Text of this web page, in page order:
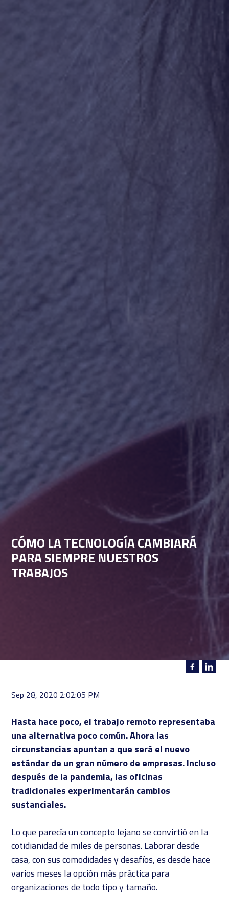
CÓMO LA TECNOLOGÍA CAMBIARÁ
PARA SIEMPRE NUESTROS
TRABAJOS
Sep 28, 2020 2:02:05 PM
Hasta hace poco, el trabajo remoto representaba
una alternativa poco común. Ahora las
circunstancias apuntan a que será el nuevo
estándar de un gran número de empresas. Incluso
después de la pandemia, las oficinas
tradicionales experimentarán cambios
sustanciales.
Lo que parecía un concepto lejano se convirtió en la
cotidianidad de miles de personas. Laborar desde
casa, con sus comodidades y desafíos, es desde hace
varios meses la opción más práctica para
organizaciones de todo tipo y tamaño.